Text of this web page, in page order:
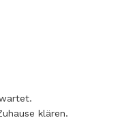
klären.